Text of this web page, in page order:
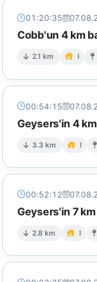
01:20:35
Cobb'un 4 km
2.1 km I
00:54:15
Geysers'in 4
3.3 km I
00:52:12
Geysers'in 7
2.8 km I